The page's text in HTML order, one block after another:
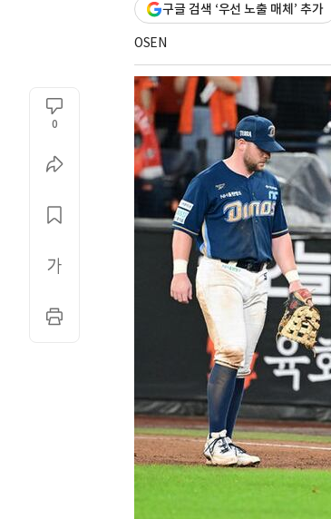
구글 검색 ‘우선 노출 매체’ 추가
OSEN
0